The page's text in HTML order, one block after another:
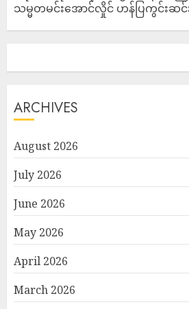
သမ္မတမင်းအောင်လှိုင် ဟန်ပြကွင်းဆင်
ARCHIVES
August 2026
July 2026
June 2026
May 2026
April 2026
March 2026